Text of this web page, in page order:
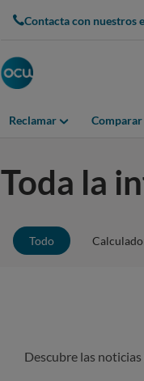
Contacta con nuestros
Reclamar
Toda la
Todo
Descubre las